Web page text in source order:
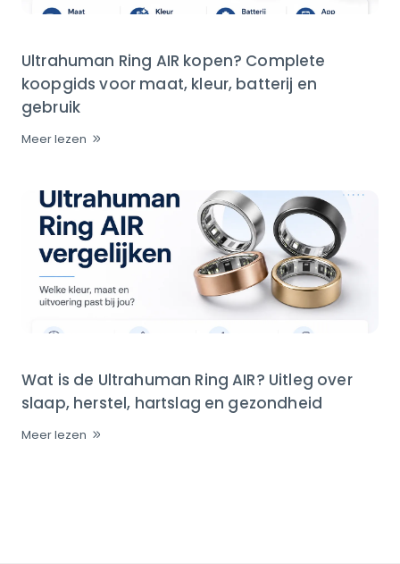
Ultrahuman Ring AIR kopen? Complete
koopgids voor maat, kleur, batterij en
gebruik
Meer lezen
Wat is de Ultrahuman Ring AIR? Uitleg over
slaap, herstel, hartslag en gezondheid
Meer lezen